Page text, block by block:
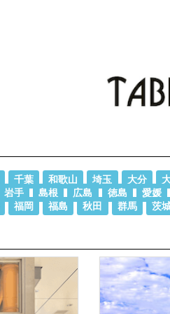
千葉 和歌山 埼玉 大分
岩手 島根 広島 徳島 愛媛
福岡 福島 秋田 群馬 茨